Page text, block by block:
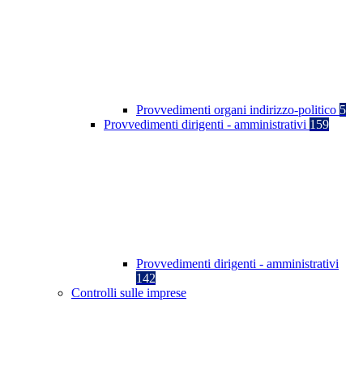
Provvedimenti organi indirizzo-politico 5
Provvedimenti dirigenti - amministrativi 159
Provvedimenti dirigenti - amministrativi
142
Controlli sulle imprese